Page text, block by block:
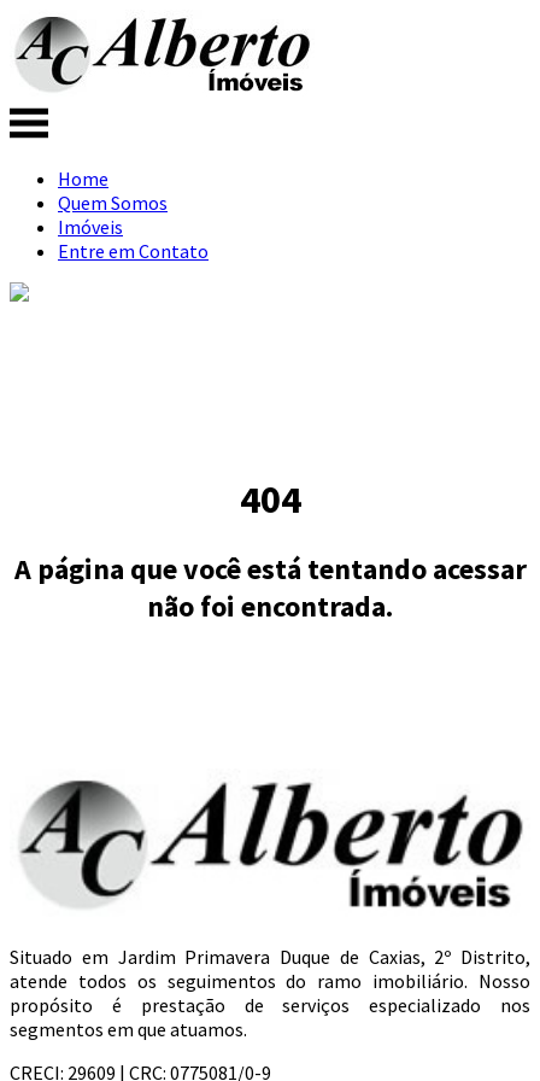
Home
Quem Somos
Imóveis
Entre em Contato
404
A página que você está tentando acessar
não foi encontrada.
Situado em Jardim Primavera Duque de Caxias, 2º Distrito,
atende todos os seguimentos do ramo imobiliário. Nosso
propósito é prestação de serviços especializado nos
segmentos em que atuamos.
CRECI: 29609 | CRC: 0775081/0-9